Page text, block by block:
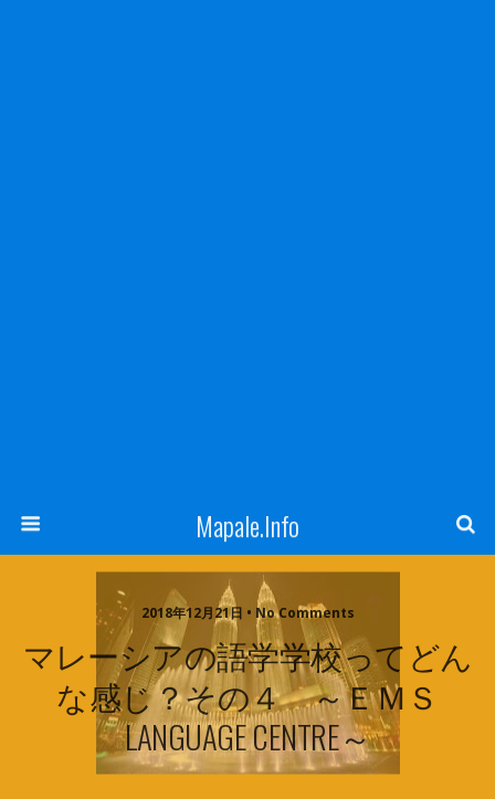
Mapale.Info
2018年12月21日 • No Comments
マレーシアの語学学校ってどん
な感じ？その４ ～ＥＭＳ
LANGUAGE CENTRE～